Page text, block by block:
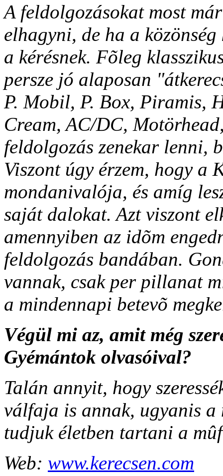
A feldolgozásokat most
elhagyni, de ha a
a kérésnek. Fõleg
persze jó alaposan
P. Mobil, P. Box, Piramis,
Cream, AC/DC,
feldolgozás zenekar lenni,
Viszont úgy érzem, hogy a
mondanivalója, és amíg
saját dalokat. Azt viszont
amennyiben az idõm
feldolgozás bandában.
vannak, csak per pillanat
a mindennapi betevõ
Végül mi az, amit még
Gyémántok olvasóival?
Talán annyit, hogy
válfaja is annak, ugyanis a
tudjuk életben tartani a
Web: www.kerecsen.com